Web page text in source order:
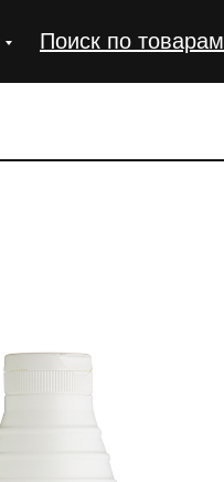
Поиск по товарам